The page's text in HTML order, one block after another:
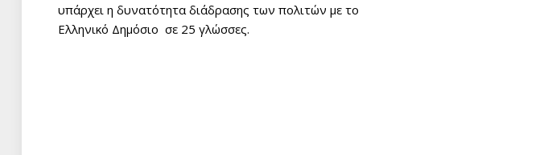
υπάρχει η δυνατότητα διάδρασης των πολιτών με το
Ελληνικό Δημόσιο σε 25 γλώσσες.